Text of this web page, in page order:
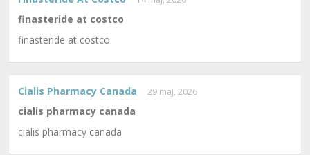
finasteride at costco
finasteride at costco
Cialis Pharmacy Canada 29 maj, 2026
cialis pharmacy canada
cialis pharmacy canada